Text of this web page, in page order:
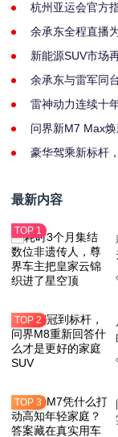
杭州亚运会官方
余承东全程直播
新能源SUV市场
余承东与雷军同
雷神动力连续十
问界新M7 Max
豪华驾乘新标杆
最新内容